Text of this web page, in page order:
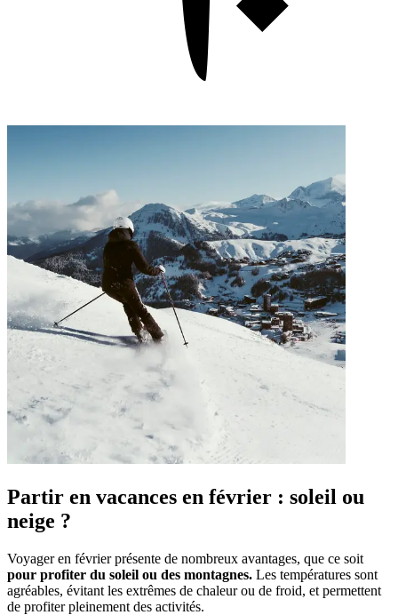
Partir en vacances en février : soleil ou
neige ?
Voyager en février présente de nombreux avantages, que ce soit
pour profiter du soleil ou des montagnes. Les températures sont
agréables, évitant les extrêmes de chaleur ou de froid, et permettent
de profiter pleinement des activités.